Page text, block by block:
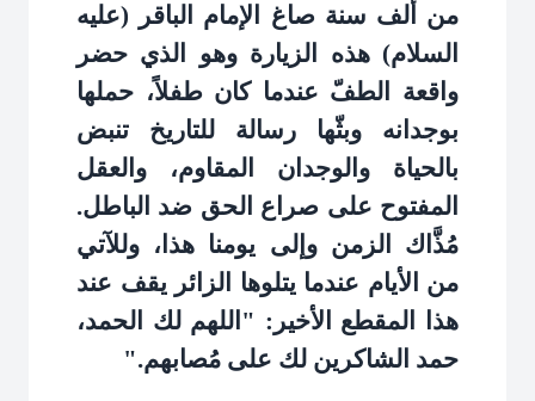
من ألف سنة صاغ الإمام الباقر (عليه
السلام) هذه الزيارة وهو الذي حضر
واقعة الطفّ عندما كان طفلاً، حملها
بوجدانه وبثّها رسالة للتاريخ تنبض
بالحياة والوجدان المقاوم، والعقل
المفتوح على صراع الحق ضد الباطل.
مُذَّاك الزمن وإلى يومنا هذا، وللآتي
من الأيام عندما يتلوها الزائر يقف عند
هذا المقطع الأخير: "اللهم لك الحمد،
حمد الشاكرين لك على مُصابهم".